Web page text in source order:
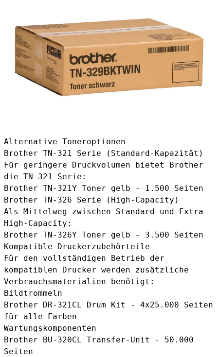
Alternative Toneroptionen
Brother TN-321 Serie (Standard-Kapazität)
Für geringere Druckvolumen bietet Brother
die TN-321 Serie:
Brother TN-321Y Toner gelb - 1.500 Seiten
Brother TN-326 Serie (High-Capacity)
Als Mittelweg zwischen Standard und Extra-
High-Capacity:
Brother TN-326Y Toner gelb - 3.500 Seiten
Kompatible Druckerzubehörteile
Für den vollständigen Betrieb der
kompatiblen Drucker werden zusätzliche
Verbrauchsmaterialien benötigt:
Bildtrommeln
Brother DR-321CL Drum Kit
- 4x25.000 Seiten
für alle Farben
Wartungskomponenten
Brother BU-320CL Transfer-Unit
- 50.000
Seiten